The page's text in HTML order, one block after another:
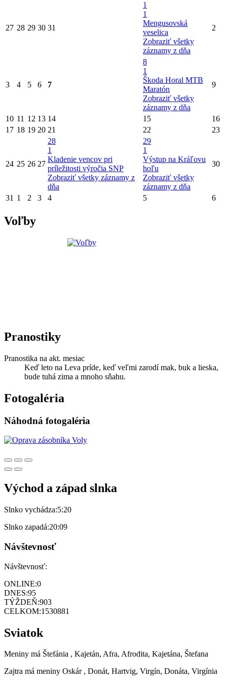
27 28 29 30 31
1
1
Mengusovská
veselica
Zobraziť všetky
záznamy z dňa
2
3 4 5 6 7
8
1
Škoda Horal MTB
Maratón
Zobraziť všetky
záznamy z dňa
9
10 11 12 13 14 15
16
17 18 19 20 21 22 23
24 25 26 27
28
1
Kladenie vencov pri
príležitosti výročia SNP
Zobraziť všetky záznamy z
dňa
29
1
Výstup na Kráľovu
hoľu
Zobraziť všetky
záznamy z dňa
30
31 1 2 3 4 5 6
Voľby
Pranostiky
Pranostika na akt. mesiac
Keď leto na Leva príde, keď veľmi zarodí mak, buk a lieska,
bude tuhá zima a mnoho sňahu.
Fotogaléria
Náhodná fotogaléria
Východ a západ slnka
Slnko vychádza:5:20
Slnko zapadá:20:09
Návštevnosť
Návštevnosť:
ONLINE:0
DNES:95
TÝŽDEŇ:903
CELKOM:1530881
Sviatok
Meniny má Štefánia , Kajetán, Afra, Afrodita, Kajetána, Štefana
Zajtra má meniny Oskár , Donát, Hartvig, Virgín, Donáta, Virgínia